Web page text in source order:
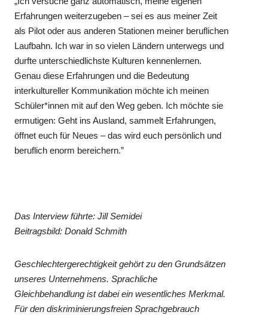
Erfahrungen weiterzugeben – sei es aus meiner Zeit
als Pilot oder aus anderen Stationen meiner beruflichen
Laufbahn. Ich war in so vielen Ländern unterwegs und
durfte unterschiedlichste Kulturen kennenlernen.
Genau diese Erfahrungen und die Bedeutung
interkultureller Kommunikation möchte ich meinen
Schüler*innen mit auf den Weg geben. Ich möchte sie
ermutigen: Geht ins Ausland, sammelt Erfahrungen,
öffnet euch für Neues – das wird euch persönlich und
beruflich enorm bereichern.”
Das Interview führte: Jill Semidei
Beitragsbild: Donald Schmith
Geschlechtergerechtigkeit gehört zu den Grundsätzen
unseres Unternehmens. Sprachliche
Gleichbehandlung ist dabei ein wesentliches Merkmal.
Für den diskriminierungsfreien Sprachgebrauch